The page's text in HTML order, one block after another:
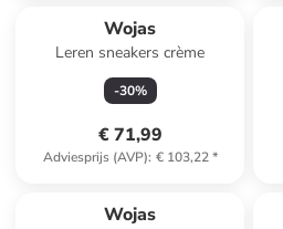
Wojas
Leren sneakers crème
-30%
€ 71,99
Adviesprijs (AVP): € 103,22*
Wojas